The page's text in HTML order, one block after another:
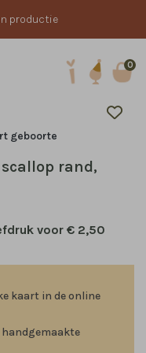
productie
0
geboorte
rand,
voor € 2,50
kaart in de online
handgemaakte